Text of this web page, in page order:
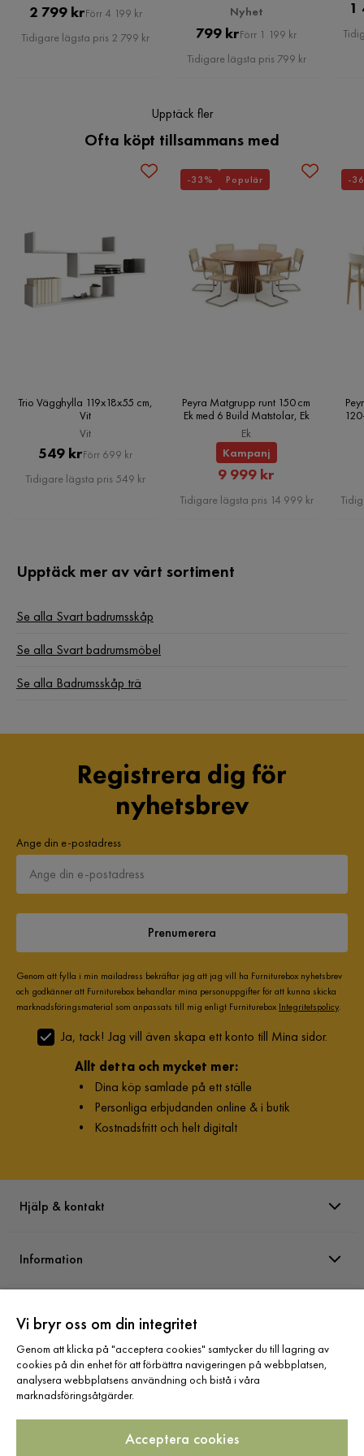
Bredd:
Höjd:
Erbjudandet inkluderar:
Monteringsinformation:
Underhållstips:
Pris
2 799 krOriginal
Pris
Förr 4 199 kr
Tidigare lägsta pris 2 799 kr
Nyhet
Pris
799 kr Original
Pris
Förr 1 199 kr
Tidigare lägsta pris 799 kr
1
Upptäck fler
Ofta köpt tillsammans med
Trio Vägghylla 119x18x55 cm,
Vit
Vit
Pris
549 krOriginal
Pris
Förr 699 kr
Tidigare lägsta pris 549 kr
Peyra Matgrupp runt 150 cm
Ek med 6 Build Matstolar, Ek
Ek
Kampanj
Rabatterat
Pris
9 999 kr
Tidigare lägsta pris 14 999 kr
-33% Populär -
Upptäck mer av vårt sortiment
Se alla Svart badrumsskåp
Se alla Svart badrumsmöbel
Se alla Badrumsskåp trä
Registrera dig för
nyhetsbrev
Ange din e-postadress
Prenumerera
Genom att fylla i min mailadress bekräftar jag att jag vill ha Furniturebox nyhetsbrev
och godkänner att Furniturebox behandlar mina personuppgifter för att kunna skicka
marknadsföringsmaterial som anpassats till mig enligt Furniturebox Integritetspolicy.
Ja, tack! Jag vill även skapa ett konto till Mina sidor.
Allt detta och mycket mer:
• Dina köp samlade på ett ställe
• Personliga erbjudanden online & i butik
• Kostnadsfritt och helt digitalt
Hjälp & kontakt
Information
Sortiment
Vi bryr oss om din integritet
Genom att klicka på "acceptera cookies" samtycker du till lagring av
cookies på din enhet för att förbättra navigeringen på webbplatsen,
analysera webbplatsens användning och bistå i våra
marknadsföringsåtgärder.
Acceptera cookies